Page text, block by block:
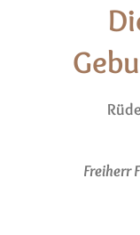
Freiherr